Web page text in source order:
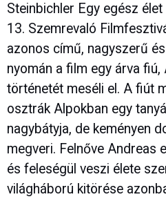
Steinbichler Egy egész
13. Szemrevaló
azonos című, nagyszerű
nyomán a film egy árva
történetét meséli el. A fiút
osztrák Alpokban egy
nagybátyja, de keményen
megveri. Felnőve Andreas
és feleségül veszi élete
világháború kitörése